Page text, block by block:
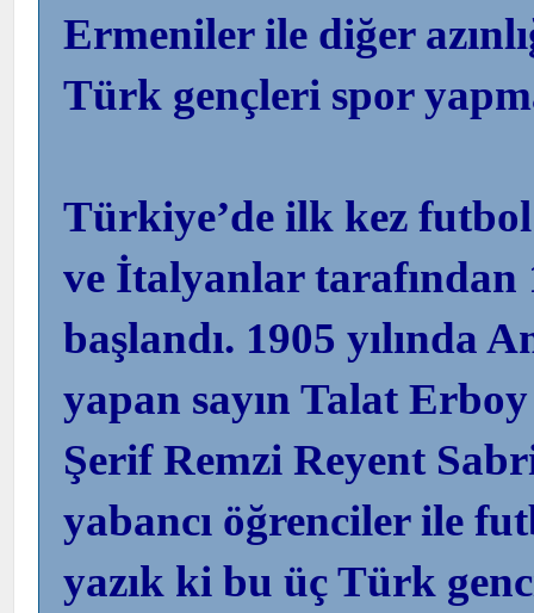
Ermeniler ile diğer
Türk gençleri spor
Türkiye’de ilk kez
ve İtalyanlar tarafından
başlandı. 1905 yılında
yapan sayın Talat
Şerif Remzi Reyent
yabancı öğrenciler ile
yazık ki bu üç Türk